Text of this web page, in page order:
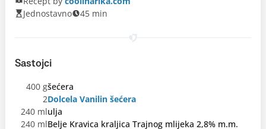
Jednostavno
45 min
Sastojci
400 gšećera
2Dolcela Vanilin šećera
240 mlulja
240 mlBelje Kravica kraljica Trajnog mlijeka 2,8% m.m.